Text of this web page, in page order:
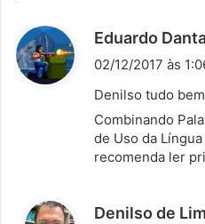
Eduardo
02/12/2017 às
Denilso tudo
Combinando
de Uso da
recomenda ler
Denilso de